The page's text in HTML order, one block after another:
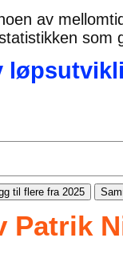
av
som
til flere fra 2025
Patrik